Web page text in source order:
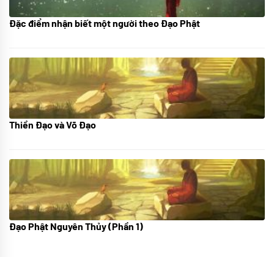
01/06/2024
Đặc điểm nhận biết một người theo Đạo Phật
30/11/2022
Thiền Đạo và Võ Đạo
08/06/2022
Đạo Phật Nguyên Thủy (Phần 1)